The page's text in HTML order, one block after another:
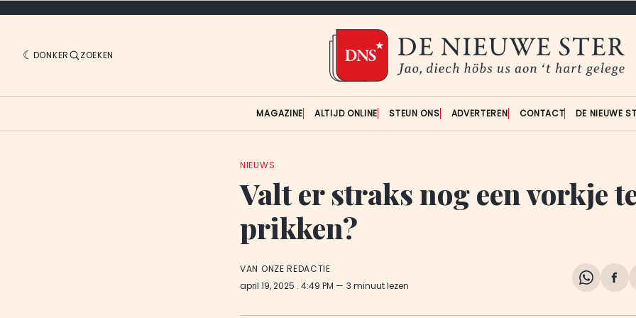
DONKER ZOEKEN
MAGAZINE ALTIJD ONLINE STEUN ONS ADVERTEREN CONTACT DE NIEUWE
NIEUWS
Valt er straks nog een vorkje
prikken?
VAN ONZE REDACTIE
april 19, 2025 . 4:49 PM 3 minuut lezen
Share